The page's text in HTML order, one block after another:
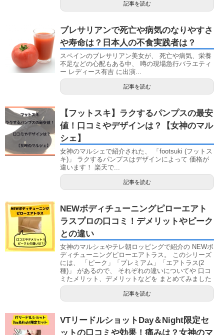
記事を読む
ブレサリアンで死亡や病気のなりやすさ
や寿命は？日本人の不食実践者は？
スペインのブレサリアン美女が、 死亡や病気、栄養
不足などの心配もある中、 噂の現場急行バラエティ
ー レディース有吉 に出演...
記事を読む
【フットスキ】ラクするパンプスの最安
値！口コミやデザインは？【女神のマル
シェ】
女神のマルシェで紹介された、 「footsuki (フットス
キ)」 ラクするパンプスはデザインによって 価格が
違います！ 楽天で...
記事を読む
NEWボディチューニングピローエアト
ラスプロの口コミ！デメリットやピーク
との違い
女神のマルシェやテレ朝ロッピングで紹介の NEWボ
ディチューニングピローエアトラス。 このシリーズ
には、 「ピーク」「プレミアム」「エアトラス(2
種)」 があるので、 それぞれの違いについてや 口コ
ミたメリット、デメリットなどを まとめてみました
記事を読む
VTリードルショットDay＆Night限定セ
ットの口コミや効果！痛みは？女神のマ